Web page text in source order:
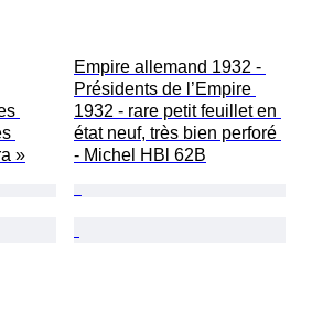
»
Empire allemand 1932 -
Présidents de l’Empire
1932 - rare petit feuillet en
état neuf, très bien perforé
- Michel HBl 62B